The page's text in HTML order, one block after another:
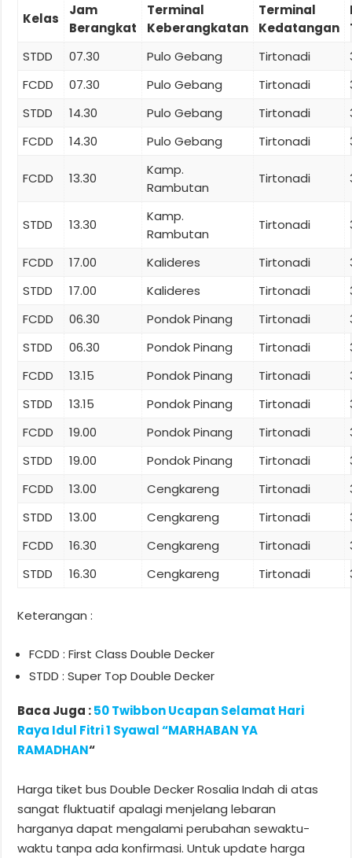
Kelas
Jam
Berangkat
Terminal
Keberangkatan
Terminal
Kedatangan
STDD
07.30 Pulo Gebang Tirtonadi
FCDD
07.30 Pulo Gebang Tirtonadi
STDD
14.30 Pulo Gebang Tirtonadi
FCDD
14.30 Pulo Gebang Tirtonadi
FCDD 13.30
Kamp.
Rambutan
Tirtonadi
STDD 13.30
Kamp.
Rambutan
Tirtonadi
FCDD 17.00 Kalideres Tirtonadi
STDD
17.00 Kalideres Tirtonadi
FCDD
06.30 Pondok Pinang Tirtonadi
STDD
06.30 Pondok Pinang Tirtonadi
FCDD
13.15 Pondok Pinang Tirtonadi
STDD
13.15 Pondok Pinang Tirtonadi
FCDD
19.00 Pondok Pinang Tirtonadi
STDD
19.00 Pondok Pinang Tirtonadi
FCDD
13.00 Cengkareng Tirtonadi
STDD
13.00 Cengkareng Tirtonadi
FCDD
16.30 Cengkareng Tirtonadi
STDD
16.30 Cengkareng Tirtonadi
Keterangan :
FCDD : First Class Double Decker
STDD : Super Top Double Decker
Baca Juga :50 Twibbon Ucapan Selamat Hari
Raya Idul Fitri 1 Syawal “MARHABAN YA
RAMADHAN“
Harga tiket bus Double Decker Rosalia Indah di atas
sangat fluktuatif apalagi menjelang lebaran
harganya dapat mengalami perubahan sewaktu-
waktu tanpa ada konfirmasi. Untuk update harga